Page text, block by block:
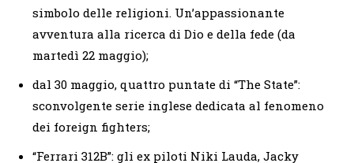
simbolo delle religioni. Un’appassionante
avventura alla ricerca di Dio e della fede (da
martedì 22 maggio);
dal 30 maggio, quattro puntate di “The State”:
sconvolgente serie inglese dedicata al fenomeno
dei foreign fighters;
“Ferrari 312B”: gli ex piloti Niki Lauda, Jacky